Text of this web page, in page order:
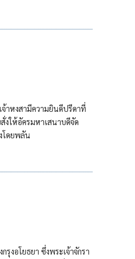
จ้าหงสามีความยินดีปรีดาที่
งให้อัครมหาเสนาบดีจัด
โดยพลัน
รุงอโยธยา ซึ่งพระเจ้าจักรา